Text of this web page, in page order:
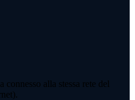
alla stessa rete del